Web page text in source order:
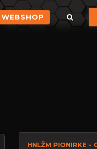
WEBSHOP
HNLŽM PIONIRKE -